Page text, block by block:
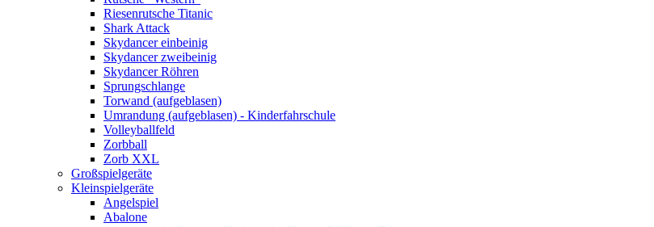
Riesenrutsche Titanic
Shark Attack
Skydancer einbeinig
Skydancer zweibeinig
Skydancer Röhren
Sprungschlange
Torwand (aufgeblasen)
Umrandung (aufgeblasen) - Kinderfahrschule
Volleyballfeld
Zorbball
Zorb XXL
Großspielgeräte
Kleinspielgeräte
Angelspiel
Abalone